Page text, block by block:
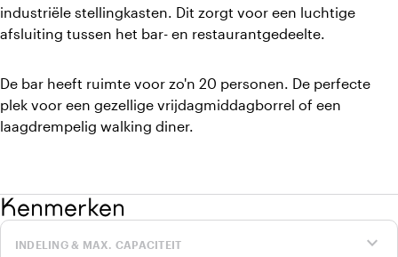
industriële stellingkasten. Dit zorgt voor een luchtige
afsluiting tussen het bar- en restaurantgedeelte.
De bar heeft ruimte voor zo'n 20 personen. De perfecte
plek voor een gezellige vrijdagmiddagborrel of een
laagdrempelig walking diner.
Kenmerken
expand_more
INDELING & MAX. CAPACITEIT